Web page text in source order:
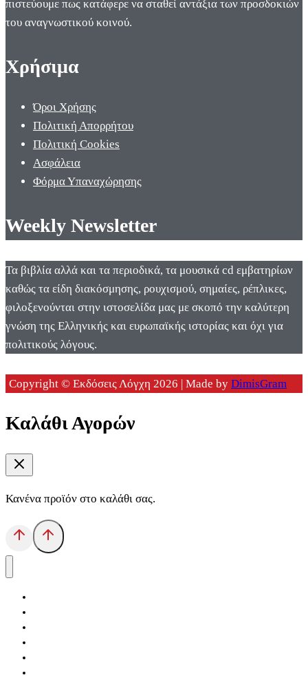
πιστεύουμε πως κατάφερε να σταθεί αντάξια των προσδοκιών
του αναγνωστικού κοινού.
Χρήσιμα
Όροι Χρήσης
Πολιτική Απορρήτου
Πολιτική Cookies
Ασφάλεια
Φόρμα Υπαναχώρησης
Weekly Newsletter
Τα βιβλία αλλά και τα περιοδικά, τα μουσικά cd εμβατηρίων
καθώς τα είδη διακόσμησης, ρουχισμού, σημαίες, ρέπλικες,
φιλοξενούνται στην ιστοσελίδα μας με σκοπό την καλύτερη
γνώση της Ελληνικής και ευρωπαϊκής ιστορίας και όχι για
πολιτικούς λόγους.
Copyright © Εκδόσεις Λόγχη 2026 | Made by DimisGram
Καλάθι Αγορών
Κανένα προϊόν στο καλάθι σας.